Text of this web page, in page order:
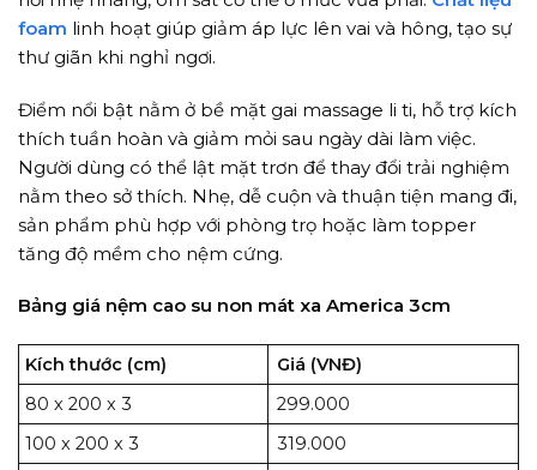
foam linh hoạt giúp giảm áp lực lên vai và hông, tạo sự
thư giãn khi nghỉ ngơi.
Điểm nổi bật nằm ở bề mặt gai massage li ti, hỗ trợ kích
thích tuần hoàn và giảm mỏi sau ngày dài làm việc.
Người dùng có thể lật mặt trơn để thay đổi trải nghiệm
nằm theo sở thích. Nhẹ, dễ cuộn và thuận tiện mang đi,
sản phẩm phù hợp với phòng trọ hoặc làm topper
tăng độ mềm cho nệm cứng.
Bảng giá nệm cao su non mát xa America 3cm
Kích thước (cm)
Giá (VNĐ)
80 x 200 x 3
299.000
100 x 200 x 3
319.000